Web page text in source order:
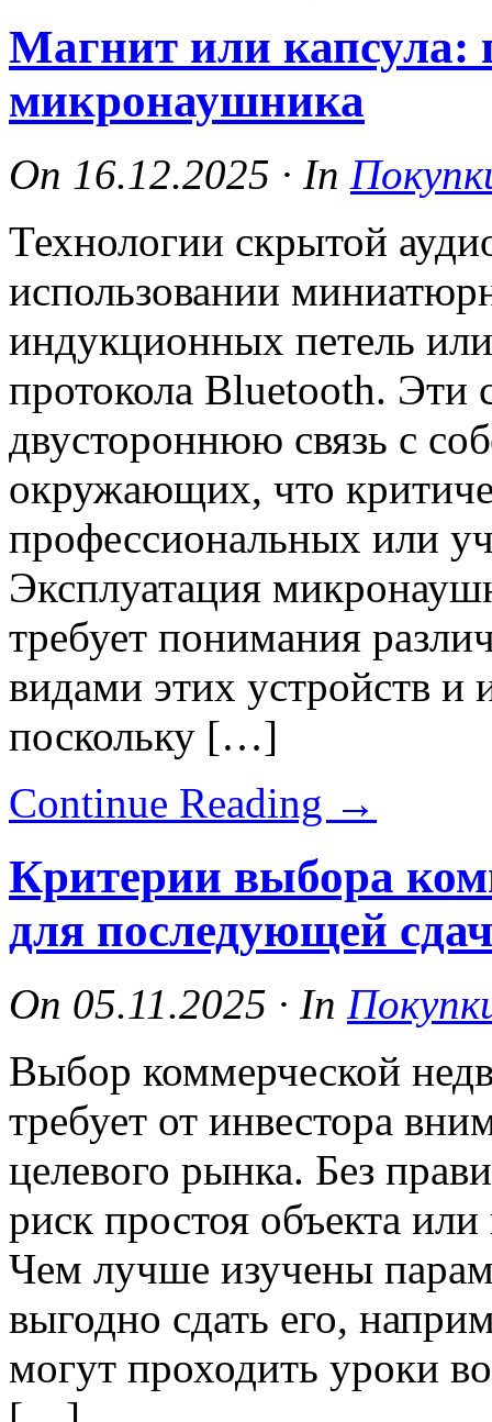
Магнит или капсула:
микронаушника
On 16.12.2025 · In
Технологии скрытой
использовании
индукционных петель
протокола Bluetooth. Эти
двустороннюю связь с
окружающих, что
профессиональных или
Эксплуатация
требует понимания
видами этих устройств и
поскольку […]
Continue Reading →
Критерии выбора
для последующей
On 05.11.2025 · In
Выбор коммерческой
требует от инвестора
целевого рынка. Без
риск простоя объекта
Чем лучше изучены
выгодно сдать его,
могут проходить уроки